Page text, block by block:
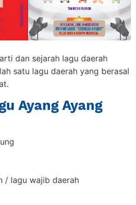
dan sejarah lagu daerah
satu lagu daerah yang berasal
Ayang Ayang
/ lagu wajib daerah